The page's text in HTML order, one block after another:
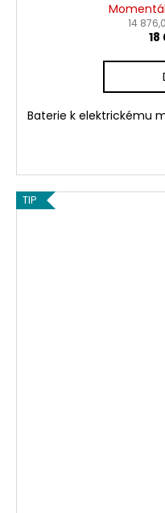
14
Baterie k elektrickému
TIP